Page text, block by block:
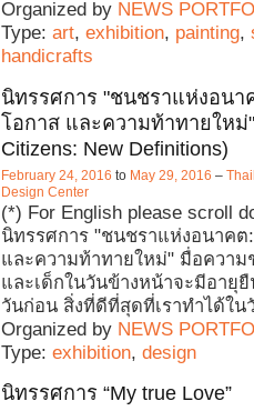
Organized by NEWS
Type: art, exhibition, painting,
handicrafts
นิทรรศการ "ชนชราแห่งอนา
โอกาส และความท้าทายใหม่
Citizens: New Definitions)
February 24, 2016 to May 29, 2016 –
Design Center
(*) For English please scroll
นิทรรศการ "ชนชราแห่งอนาคต
และความท้าทายใหม่" มื่อความ
และเด็กในวันข้างหน้าจะมีอายุ
วันก่อน สิ่งที่ดีที่สุดที่เราทำได้ใน
Organized by NEWS
Type: exhibition, design
นิทรรศการ “My true Love”